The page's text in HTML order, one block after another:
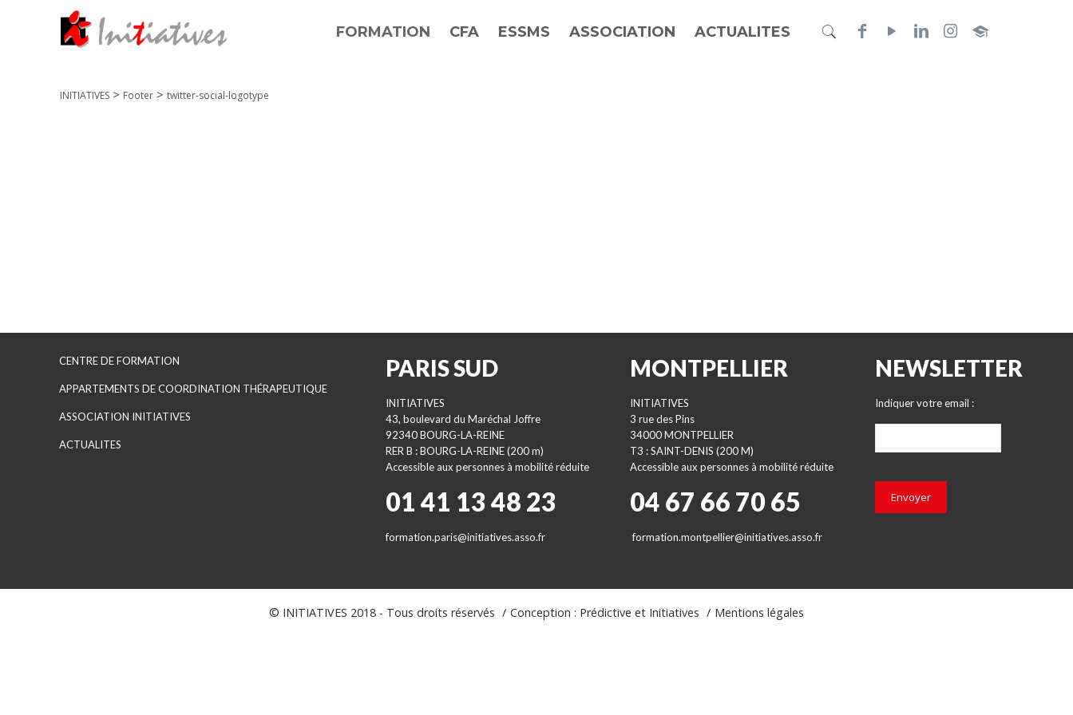
FORMATION CFA ESSMS ASSOCIATION ACTUALITES
INITIATIVES > Footer > twitter-social-logotype
CENTRE DE FORMATION
APPARTEMENTS DE COORDINATION THÉRAPEUTIQUE
ASSOCIATION INITIATIVES
ACTUALITES
PARIS SUD
INITIATIVES
43, boulevard du Maréchal Joffre
92340 BOURG-LA-REINE
RER B : BOURG-LA-REINE (200 m)
Accessible aux personnes à mobilité réduite
01 41 13 48 23
formation.paris@initiatives.asso.fr
MONTPELLIER
INITIATIVES
3 rue des Pins
34000 MONTPELLIER
T3 : SAINT-DENIS (200 M)
Accessible aux personnes à mobilité réduite
04 67 66 70 65
formation.montpellier@initiatives.asso.fr
NEWSLETTER
Indiquer votre email :
Envoyer
© INITIATIVES 2018 - Tous droits réservés Conception : Prédictive et Initiatives Mentions légales